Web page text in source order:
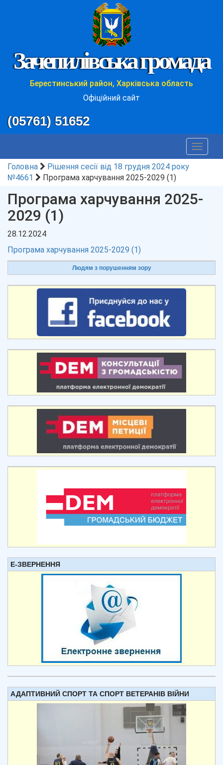
Зачепилівська громада
Берестинський район, Харківська область
Офіційний сайт
(05761) 51652
Toggle
Головна
Рішення сесії від 18 грудня 2024 року
№4661
Програма харчування 2025-2029 (1)
Програма харчування 2025-
2029 (1)
28.12.2024
Програма харчування 2025-2029 (1)
Людям з порушенням зору
Е-ЗВЕРНЕННЯ
АДАПТИВНИЙ СПОРТ ТА СПОРТ ВЕТЕРАНІВ ВІЙНИ